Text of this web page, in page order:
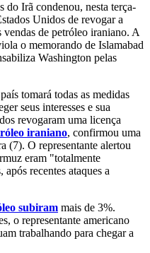
do Irã condenou, nesta terça-
Unidos de revogar a
vendas de petróleo iraniano. A
o memorando de Islamabad
Washington pelas
tomará todas as medidas
seus interesses e sua
revogaram uma licença
iraniano, confirmou uma
(7). O representante alertou
eram "totalmente
recentes ataques a
subiram mais de 3%.
o representante americano
trabalhando para chegar a